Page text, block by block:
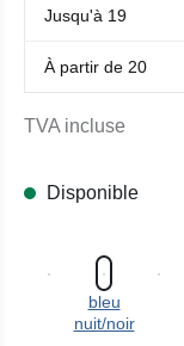
Jusqu'à 19
À partir de 20
TVA incluse
Disponible
bleu
nuit/noir